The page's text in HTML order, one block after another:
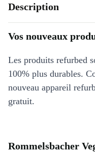
Description
Vos nouveaux
Les produits refurbed
100% plus durables.
nouveau appareil
gratuit.
Rommelsbacher